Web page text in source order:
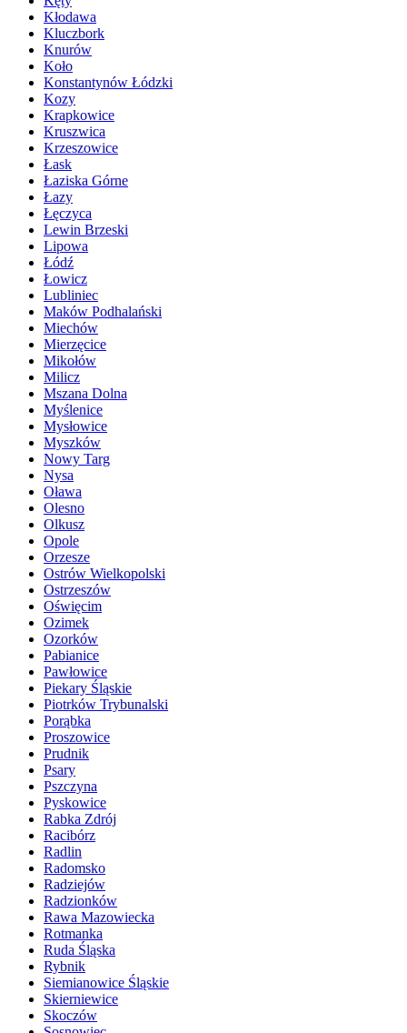
Kłodawa
Kluczbork
Knurów
Koło
Konstantynów Łódzki
Kozy
Krapkowice
Kruszwica
Krzeszowice
Łask
Łaziska Górne
Łazy
Łęczyca
Lewin Brzeski
Lipowa
Łódź
Łowicz
Lubliniec
Maków Podhalański
Miechów
Mierzęcice
Mikołów
Milicz
Mszana Dolna
Myślenice
Mysłowice
Myszków
Nowy Targ
Nysa
Oława
Olesno
Olkusz
Opole
Orzesze
Ostrów Wielkopolski
Ostrzeszów
Oświęcim
Ozimek
Ozorków
Pabianice
Pawłowice
Piekary Śląskie
Piotrków Trybunalski
Porąbka
Proszowice
Prudnik
Psary
Pszczyna
Pyskowice
Rabka Zdrój
Racibórz
Radlin
Radomsko
Radziejów
Radzionków
Rawa Mazowiecka
Rotmanka
Ruda Śląska
Rybnik
Siemianowice Śląskie
Skierniewice
Skoczów